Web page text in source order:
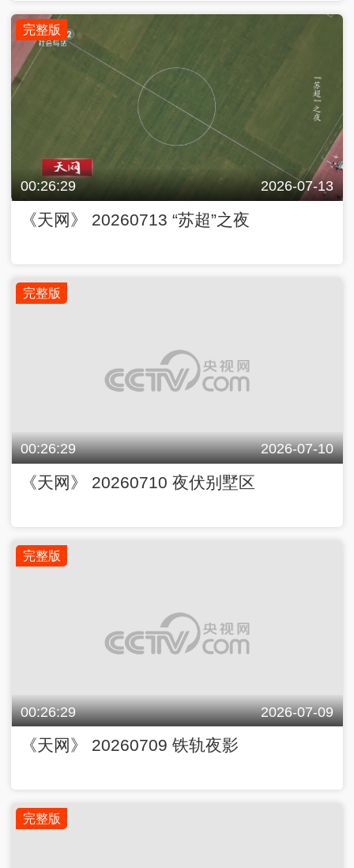
完整版
00:26:29 2026-07-13
《天网》 20260713 “苏超”之夜
完整版
00:26:29 2026-07-10
《天网》 20260710 夜伏别墅区
完整版
00:26:29 2026-07-09
《天网》 20260709 铁轨夜影
完整版